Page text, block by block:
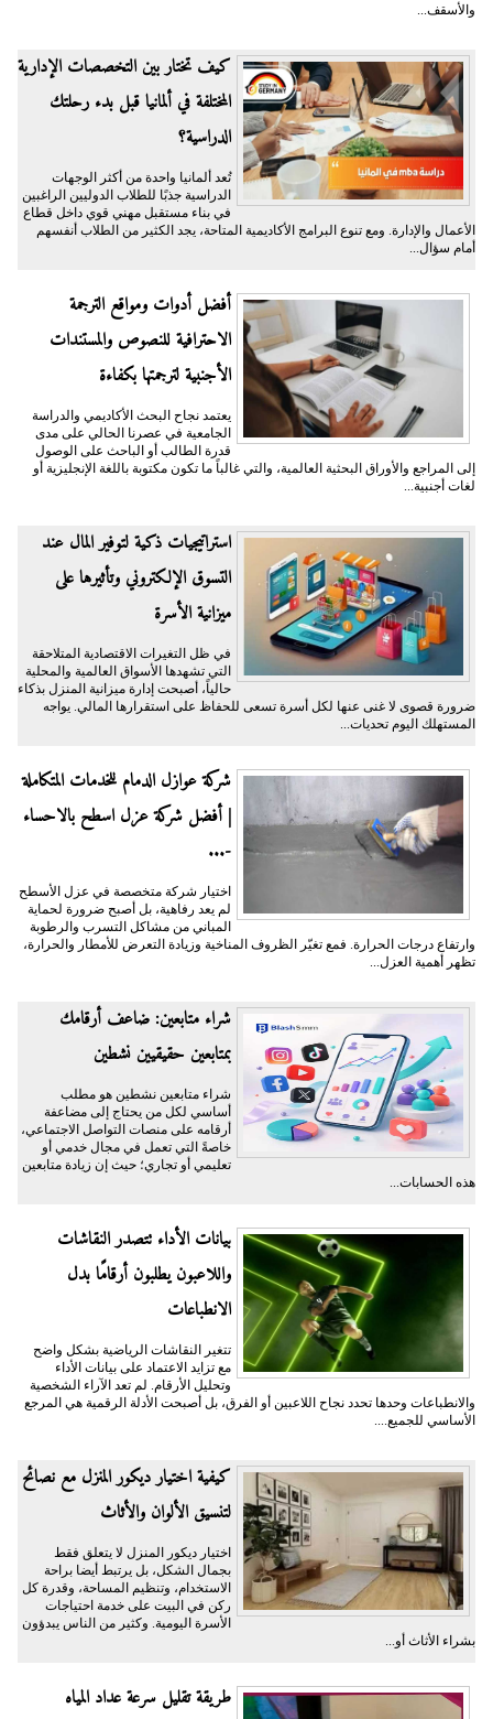
والأسقف...
كيف تختار بين التخصصات الإدارية
المختلفة في ألمانيا قبل بدء رحلتك
الدراسية؟
تُعد ألمانيا واحدة من أكثر الوجهات
الدراسية جذبًا للطلاب الدوليين الراغبين
في بناء مستقبل مهني قوي داخل قطاع
الأعمال والإدارة. ومع تنوع البرامج الأكاديمية المتاحة، يجد الكثير من الطلاب أنفسهم
أمام سؤال...
أفضل أدوات ومواقع الترجمة
الاحترافية للنصوص والمستندات
الأجنبية لترجمتها بكفاءة
يعتمد نجاح البحث الأكاديمي والدراسة
الجامعية في عصرنا الحالي على مدى
قدرة الطالب أو الباحث على الوصول
إلى المراجع والأوراق البحثية العالمية، والتي غالباً ما تكون مكتوبة باللغة الإنجليزية أو
لغات أجنبية...
​استراتيجيات ذكية لتوفير المال عند
التسوق الإلكتروني وتأثيرها على
ميزانية الأسرة
​في ظل التغيرات الاقتصادية المتلاحقة
التي تشهدها الأسواق العالمية والمحلية
حالياً، أصبحت إدارة ميزانية المنزل بذكاء
ضرورة قصوى لا غنى عنها لكل أسرة تسعى للحفاظ على استقرارها المالي. يواجه
المستهلك اليوم تحديات...
شركة عوازل الدمام للخدمات المتكاملة
| أفضل شركة عزل اسطح بالاحساء
-...
اختيار شركة متخصصة في عزل الأسطح
لم يعد رفاهية، بل أصبح ضرورة لحماية
المباني من مشاكل التسرب والرطوبة
وارتفاع درجات الحرارة. فمع تغيّر الظروف المناخية وزيادة التعرض للأمطار والحرارة،
تظهر أهمية العزل...
شراء متابعين: ضاعف أرقامك
بمتابعين حقيقيين نشطين
شراء متابعين نشطين هو مطلب
أساسي لكل من يحتاج إلى مضاعفة
أرقامه على منصات التواصل الاجتماعي،
خاصةً التي تعمل في مجال خدمي أو
تعليمي أو تجاري؛ حيث إن زيادة متابعين
هذه الحسابات...
بيانات الأداء تتصدر النقاشات
واللاعبون يطلبون أرقامًا بدل
الانطباعات
تتغير النقاشات الرياضية بشكل واضح
مع تزايد الاعتماد على بيانات الأداء
وتحليل الأرقام. لم تعد الآراء الشخصية
والانطباعات وحدها تحدد نجاح اللاعبين أو الفرق، بل أصبحت الأدلة الرقمية هي المرجع
الأساسي للجميع....
كيفية اختيار ديكور المنزل مع نصائح
لتنسيق الألوان والأثاث
اختيار ديكور المنزل لا يتعلق فقط
بجمال الشكل، بل يرتبط أيضا براحة
الاستخدام، وتنظيم المساحة، وقدرة كل
ركن في البيت على خدمة احتياجات
الأسرة اليومية. وكثير من الناس يبدؤون
بشراء الأثاث أو...
طريقة تقليل سرعة عداد المياه